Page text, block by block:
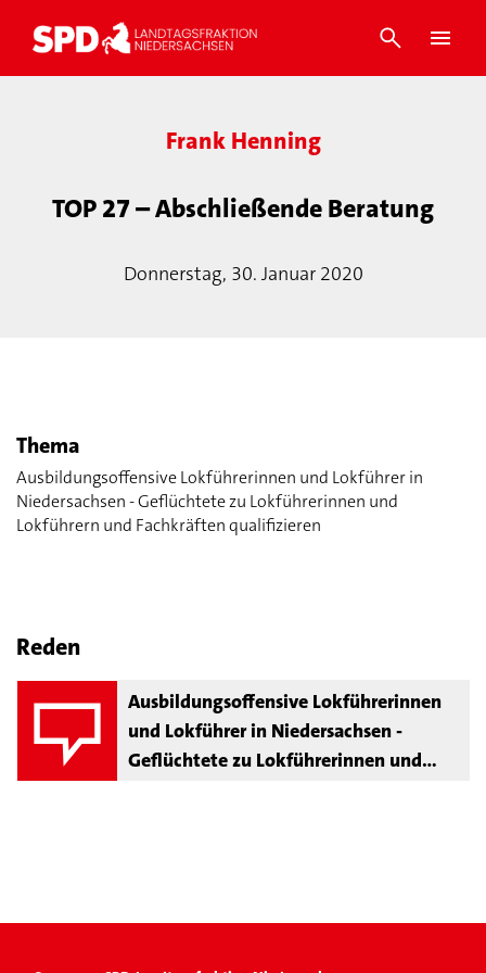
Frank Henning
TOP 27 – Abschließende Beratung
Donnerstag, 30. Januar 2020
Thema
Ausbildungsoffensive Lokführerinnen und Lokführer in
Niedersachsen - Geflüchtete zu Lokführerinnen und
Lokführern und Fachkräften qualifizieren
Reden
Ausbildungsoffensive Lokführerinnen
und Lokführer in Niedersachsen -
Geflüchtete zu Lokführerinnen und